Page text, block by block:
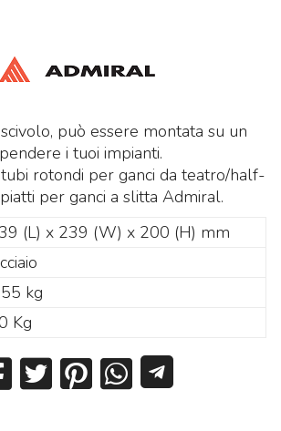
può essere montata su un
i tuoi impianti.
rotondi per ganci da teatro/half-
per ganci a slitta Admiral.
(L) x 239 (W) x 200 (H) mm
kg
Kg